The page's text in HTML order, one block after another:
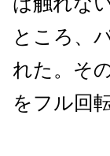
ところ、
れた。そ
をフル回